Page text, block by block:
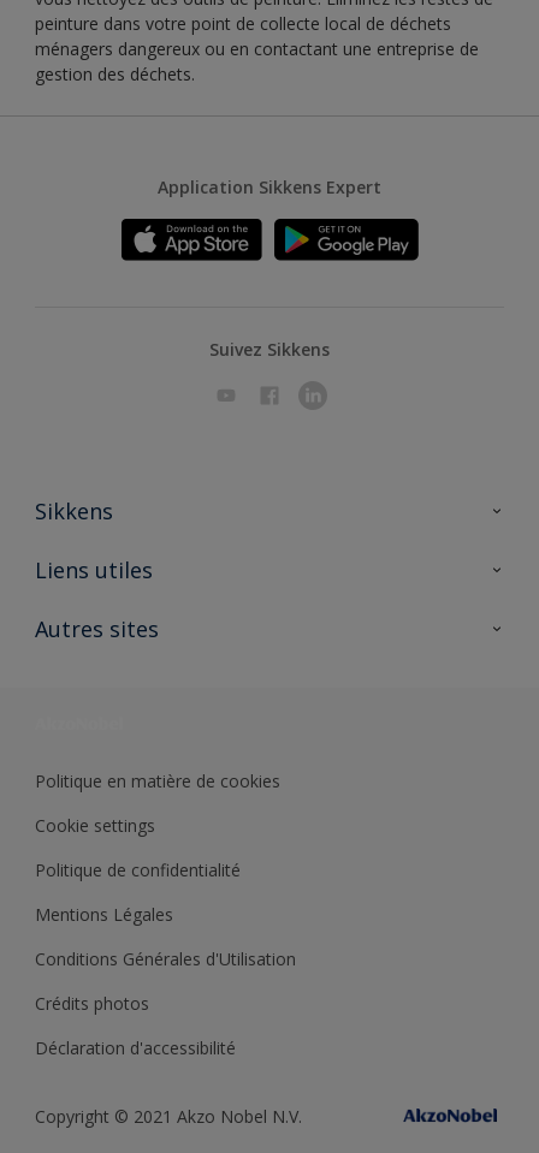
peinture dans votre point de collecte local de déchets
ménagers dangereux ou en contactant une entreprise de
gestion des déchets.
Application Sikkens Expert
Suivez Sikkens
Sikkens
A propos de Sikkens
Liens utiles
Ouvrir un magasin PASS
Autres sites
Politique en matière de cookies
Cookie settings
Politique de confidentialité
Mentions Légales
Conditions Générales d'Utilisation
Crédits photos
Déclaration d'accessibilité
Copyright © 2021 Akzo Nobel N.V.